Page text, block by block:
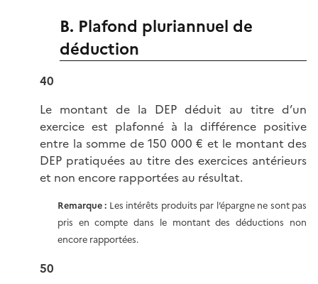
B. Plafond pluriannuel de
déduction
40
Le montant de la DEP déduit au titre d’un
exercice est plafonné à la différence positive
entre la somme de 150 000 € et le montant des
DEP pratiquées au titre des exercices antérieurs
et non encore rapportées au résultat.
Remarque : Les intérêts produits par l’épargne ne sont pas
pris en compte dans le montant des déductions non
encore rapportées.
50